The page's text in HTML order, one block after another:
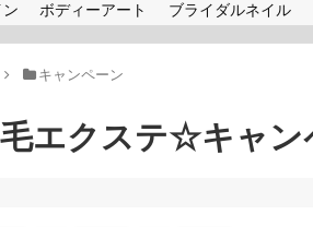
ボディーアート ブライダルネイル
キャンペーン
エクステ☆キャン